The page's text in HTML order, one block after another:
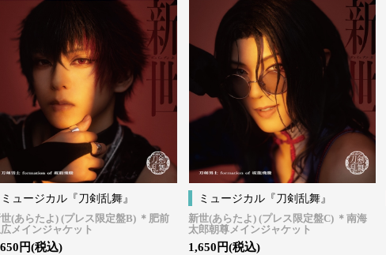
ミュージカル『刀剣乱舞』
(あらたよ) (プレス限定盤B) ＊肥前
メインジャケット
円(税込)
ミュージカル『刀剣乱舞』
新世(あらたよ) (プレス限定盤C) ＊南海
太郎朝尊メインジャケット
1,650円(税込)